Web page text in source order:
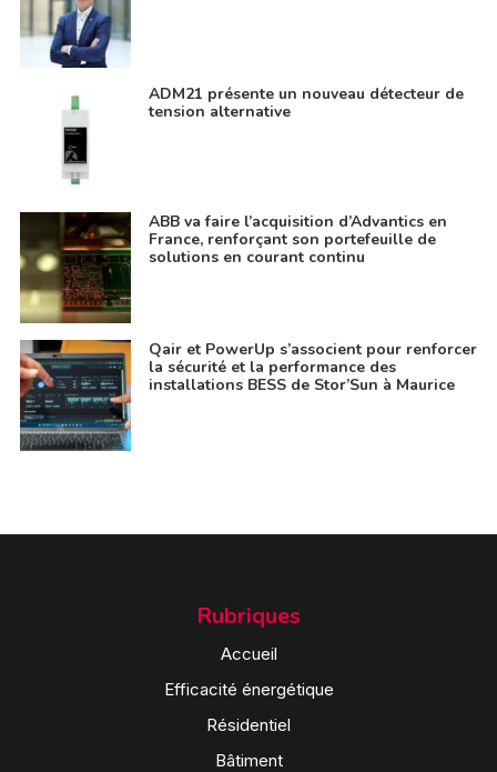
ADM21 présente un nouveau détecteur de
tension alternative
ABB va faire l’acquisition d’Advantics en
France, renforçant son portefeuille de
solutions en courant continu
Qair et PowerUp s’associent pour renforcer
la sécurité et la performance des
installations BESS de Stor’Sun à Maurice
Rubriques
Accueil
Efficacité énergétique
Résidentiel
Bâtiment